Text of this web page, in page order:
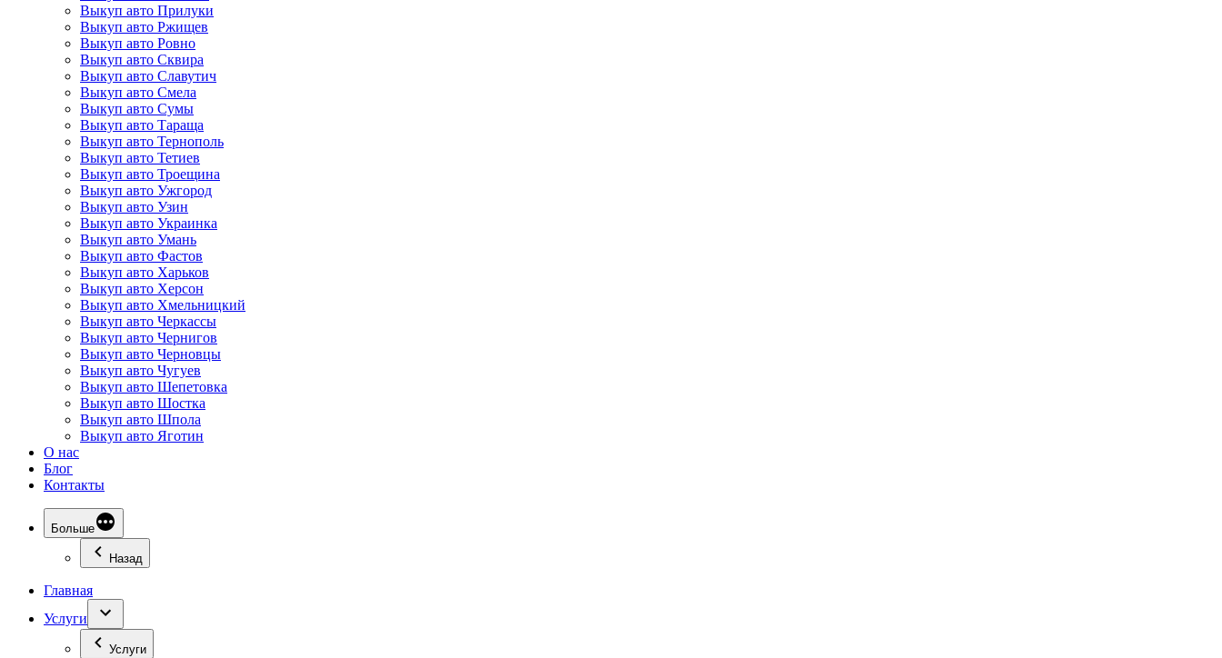
Выкуп авто Прилуки
Выкуп авто Ржищев
Выкуп авто Ровно
Выкуп авто Сквира
Выкуп авто Славутич
Выкуп авто Смела
Выкуп авто Сумы
Выкуп авто Тараща
Выкуп авто Тернополь
Выкуп авто Тетиев
Выкуп авто Троещина
Выкуп авто Ужгород
Выкуп авто Узин
Выкуп авто Украинка
Выкуп авто Умань
Выкуп авто Фастов
Выкуп авто Харьков
Выкуп авто Херсон
Выкуп авто Хмельницкий
Выкуп авто Черкассы
Выкуп авто Чернигов
Выкуп авто Черновцы
Выкуп авто Чугуев
Выкуп авто Шепетовка
Выкуп авто Шостка
Выкуп авто Шпола
Выкуп авто Яготин
О нас
Блог
Контакты
Больше
Назад
Главная
Услуги
Услуги